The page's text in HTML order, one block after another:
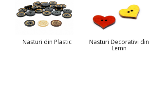
Nasturi din Plastic Nasturi Decorativi din
Lemn